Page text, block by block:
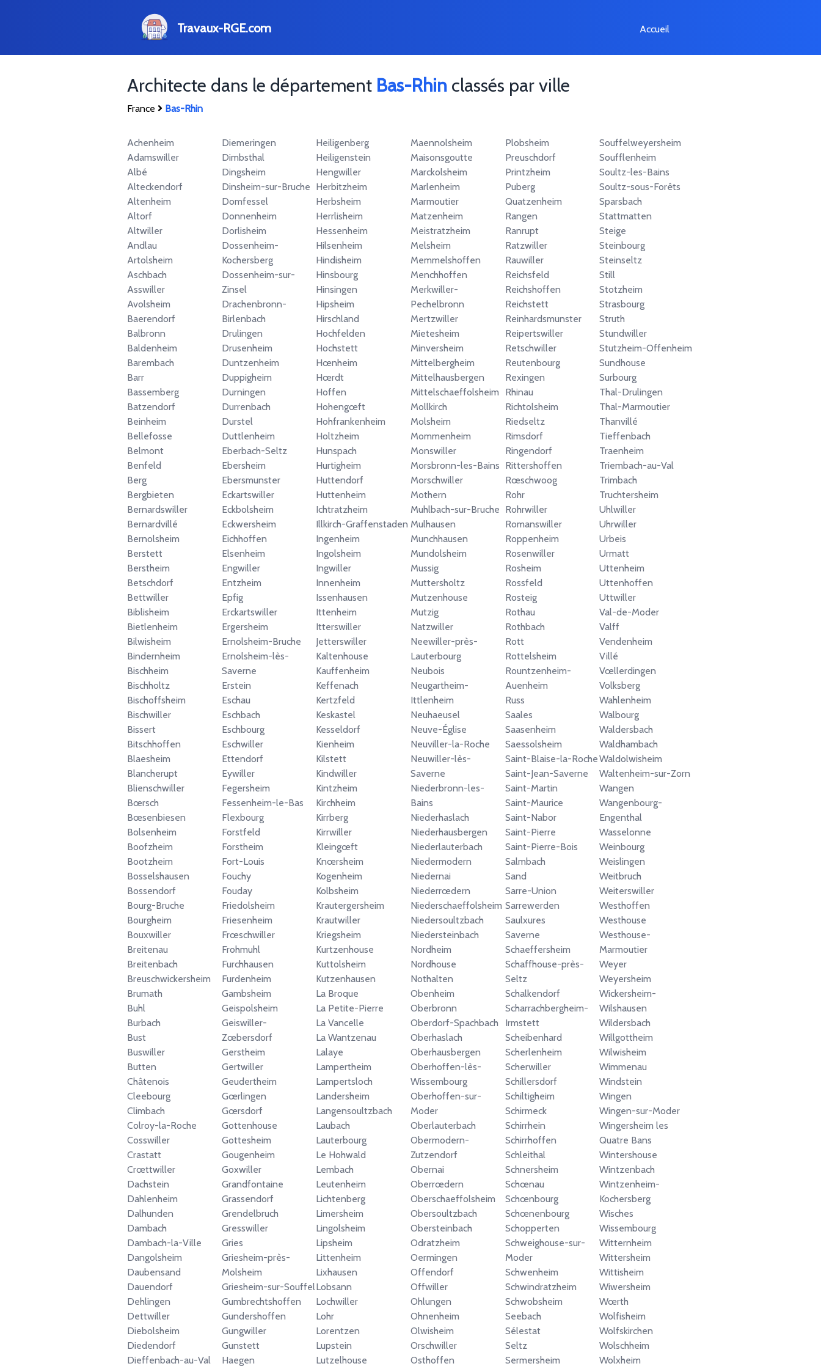
Travaux-RGE.com Accueil
Architecte dans le département Bas-Rhin classés par ville
France Bas-Rhin
Achenheim
Adamswiller
Albé
Alteckendorf
Altenheim
Altorf
Altwiller
Andlau
Artolsheim
Aschbach
Asswiller
Avolsheim
Baerendorf
Balbronn
Baldenheim
Barembach
Barr
Bassemberg
Batzendorf
Beinheim
Bellefosse
Belmont
Benfeld
Berg
Bergbieten
Bernardswiller
Bernardvillé
Bernolsheim
Berstett
Berstheim
Betschdorf
Bettwiller
Biblisheim
Bietlenheim
Bilwisheim
Bindernheim
Bischheim
Bischholtz
Bischoffsheim
Bischwiller
Bissert
Bitschhoffen
Blaesheim
Blancherupt
Blienschwiller
Bœrsch
Bœsenbiesen
Bolsenheim
Boofzheim
Bootzheim
Bosselshausen
Bossendorf
Bourg-Bruche
Bourgheim
Bouxwiller
Breitenau
Breitenbach
Breuschwickersheim
Brumath
Buhl
Burbach
Bust
Buswiller
Butten
Châtenois
Cleebourg
Climbach
Colroy-la-Roche
Cosswiller
Crastatt
Crœttwiller
Dachstein
Dahlenheim
Dalhunden
Dambach
Dambach-la-Ville
Dangolsheim
Daubensand
Dauendorf
Dehlingen
Dettwiller
Diebolsheim
Diedendorf
Dieffenbach-au-Val
Diemeringen
Dimbsthal
Dingsheim
Dinsheim-sur-Bruche
Domfessel
Donnenheim
Dorlisheim
Dossenheim-
Kochersberg
Dossenheim-sur-
Zinsel
Drachenbronn-
Birlenbach
Drulingen
Drusenheim
Duntzenheim
Duppigheim
Durningen
Durrenbach
Durstel
Duttlenheim
Eberbach-Seltz
Ebersheim
Ebersmunster
Eckartswiller
Eckbolsheim
Eckwersheim
Eichhoffen
Elsenheim
Engwiller
Entzheim
Epfig
Erckartswiller
Ergersheim
Ernolsheim-Bruche
Ernolsheim-lès-
Saverne
Erstein
Eschau
Eschbach
Eschbourg
Eschwiller
Ettendorf
Eywiller
Fegersheim
Fessenheim-le-Bas
Flexbourg
Forstfeld
Forstheim
Fort-Louis
Fouchy
Fouday
Friedolsheim
Friesenheim
Frœschwiller
Frohmuhl
Furchhausen
Furdenheim
Gambsheim
Geispolsheim
Geiswiller-
Zœbersdorf
Gerstheim
Gertwiller
Geudertheim
Gœrlingen
Gœrsdorf
Gottenhouse
Gottesheim
Gougenheim
Goxwiller
Grandfontaine
Grassendorf
Grendelbruch
Gresswiller
Gries
Griesheim-près-
Molsheim
Griesheim-sur-Souffel
Gumbrechtshoffen
Gundershoffen
Gungwiller
Gunstett
Haegen
Heiligenberg
Heiligenstein
Hengwiller
Herbitzheim
Herbsheim
Herrlisheim
Hessenheim
Hilsenheim
Hindisheim
Hinsbourg
Hinsingen
Hipsheim
Hirschland
Hochfelden
Hochstett
Hœnheim
Hœrdt
Hoffen
Hohengœft
Hohfrankenheim
Holtzheim
Hunspach
Hurtigheim
Huttendorf
Huttenheim
Ichtratzheim
Illkirch-Graffenstaden
Ingenheim
Ingolsheim
Ingwiller
Innenheim
Issenhausen
Ittenheim
Itterswiller
Jetterswiller
Kaltenhouse
Kauffenheim
Keffenach
Kertzfeld
Keskastel
Kesseldorf
Kienheim
Kilstett
Kindwiller
Kintzheim
Kirchheim
Kirrberg
Kirrwiller
Kleingœft
Knœrsheim
Kogenheim
Kolbsheim
Krautergersheim
Krautwiller
Kriegsheim
Kurtzenhouse
Kuttolsheim
Kutzenhausen
La Broque
La Petite-Pierre
La Vancelle
La Wantzenau
Lalaye
Lampertheim
Lampertsloch
Landersheim
Langensoultzbach
Laubach
Lauterbourg
Le Hohwald
Lembach
Leutenheim
Lichtenberg
Limersheim
Lingolsheim
Lipsheim
Littenheim
Lixhausen
Lobsann
Lochwiller
Lohr
Lorentzen
Lupstein
Lutzelhouse
Maennolsheim
Maisonsgoutte
Marckolsheim
Marlenheim
Marmoutier
Matzenheim
Meistratzheim
Melsheim
Memmelshoffen
Menchhoffen
Merkwiller-
Pechelbronn
Mertzwiller
Mietesheim
Minversheim
Mittelbergheim
Mittelhausbergen
Mittelschaeffolsheim
Mollkirch
Molsheim
Mommenheim
Monswiller
Morsbronn-les-Bains
Morschwiller
Mothern
Muhlbach-sur-Bruche
Mulhausen
Munchhausen
Mundolsheim
Mussig
Muttersholtz
Mutzenhouse
Mutzig
Natzwiller
Neewiller-près-
Lauterbourg
Neubois
Neugartheim-
Ittlenheim
Neuhaeusel
Neuve-Église
Neuviller-la-Roche
Neuwiller-lès-
Saverne
Niederbronn-les-
Bains
Niederhaslach
Niederhausbergen
Niederlauterbach
Niedermodern
Niedernai
Niederrœdern
Niederschaeffolsheim
Niedersoultzbach
Niedersteinbach
Nordheim
Nordhouse
Nothalten
Obenheim
Oberbronn
Oberdorf-Spachbach
Oberhaslach
Oberhausbergen
Oberhoffen-lès-
Wissembourg
Oberhoffen-sur-
Moder
Oberlauterbach
Obermodern-
Zutzendorf
Obernai
Oberrœdern
Oberschaeffolsheim
Obersoultzbach
Obersteinbach
Odratzheim
Oermingen
Offendorf
Offwiller
Ohlungen
Ohnenheim
Olwisheim
Orschwiller
Osthoffen
Plobsheim
Preuschdorf
Printzheim
Puberg
Quatzenheim
Rangen
Ranrupt
Ratzwiller
Rauwiller
Reichsfeld
Reichshoffen
Reichstett
Reinhardsmunster
Reipertswiller
Retschwiller
Reutenbourg
Rexingen
Rhinau
Richtolsheim
Riedseltz
Rimsdorf
Ringendorf
Rittershoffen
Rœschwoog
Rohr
Rohrwiller
Romanswiller
Roppenheim
Rosenwiller
Rosheim
Rossfeld
Rosteig
Rothau
Rothbach
Rott
Rottelsheim
Rountzenheim-
Auenheim
Russ
Saales
Saasenheim
Saessolsheim
Saint-Blaise-la-Roche
Saint-Jean-Saverne
Saint-Martin
Saint-Maurice
Saint-Nabor
Saint-Pierre
Saint-Pierre-Bois
Salmbach
Sand
Sarre-Union
Sarrewerden
Saulxures
Saverne
Schaeffersheim
Schaffhouse-près-
Seltz
Schalkendorf
Scharrachbergheim-
Irmstett
Scheibenhard
Scherlenheim
Scherwiller
Schillersdorf
Schiltigheim
Schirmeck
Schirrhein
Schirrhoffen
Schleithal
Schnersheim
Schœnau
Schœnbourg
Schœnenbourg
Schopperten
Schweighouse-sur-
Moder
Schwenheim
Schwindratzheim
Schwobsheim
Seebach
Sélestat
Seltz
Sermersheim
Souffelweyersheim
Soufflenheim
Soultz-les-Bains
Soultz-sous-Forêts
Sparsbach
Stattmatten
Steige
Steinbourg
Steinseltz
Still
Stotzheim
Strasbourg
Struth
Stundwiller
Stutzheim-Offenheim
Sundhouse
Surbourg
Thal-Drulingen
Thal-Marmoutier
Thanvillé
Tieffenbach
Traenheim
Triembach-au-Val
Trimbach
Truchtersheim
Uhlwiller
Uhrwiller
Urbeis
Urmatt
Uttenheim
Uttenhoffen
Uttwiller
Val-de-Moder
Valff
Vendenheim
Villé
Vœllerdingen
Volksberg
Wahlenheim
Walbourg
Waldersbach
Waldhambach
Waldolwisheim
Waltenheim-sur-Zorn
Wangen
Wangenbourg-
Engenthal
Wasselonne
Weinbourg
Weislingen
Weitbruch
Weiterswiller
Westhoffen
Westhouse
Westhouse-
Marmoutier
Weyer
Weyersheim
Wickersheim-
Wilshausen
Wildersbach
Willgottheim
Wilwisheim
Wimmenau
Windstein
Wingen
Wingen-sur-Moder
Wingersheim les
Quatre Bans
Wintershouse
Wintzenbach
Wintzenheim-
Kochersberg
Wisches
Wissembourg
Witternheim
Wittersheim
Wittisheim
Wiwersheim
Wœrth
Wolfisheim
Wolfskirchen
Wolschheim
Wolxheim